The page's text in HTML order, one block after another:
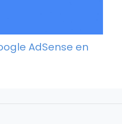
AdSense en